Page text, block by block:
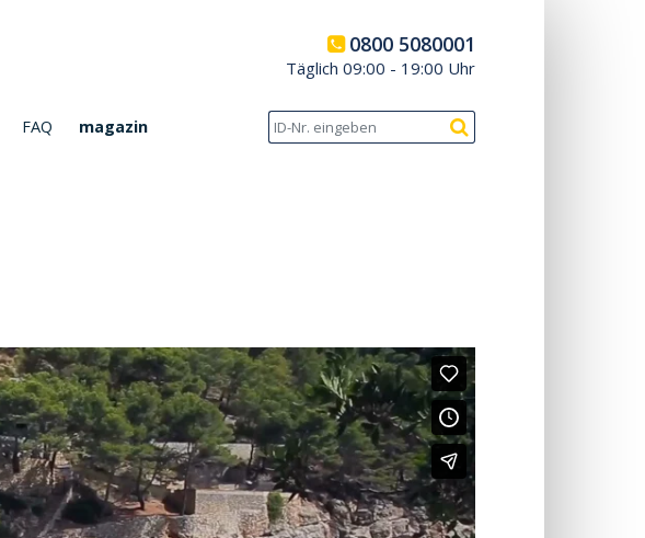
0800 5080001
Täglich 09:00 - 19:00 Uhr
FAQ magazin